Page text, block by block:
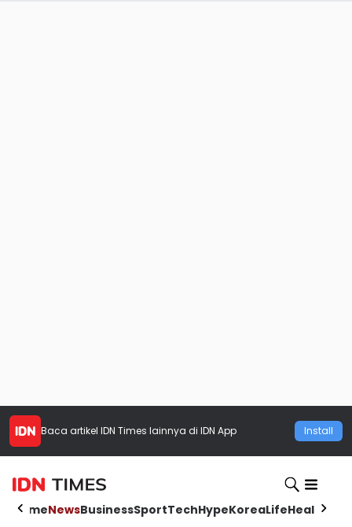
Baca artikel IDN Times lainnya di IDN App Install
HomeNewsBusinessSportTechHypeKoreaLifeHealth